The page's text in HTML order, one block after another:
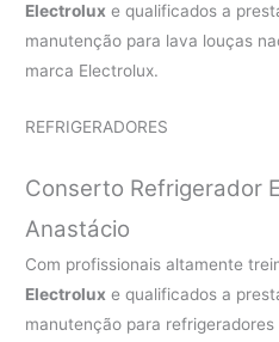
Electrolux e qualificados a
manutenção para lava louças
marca Electrolux.
REFRIGERADORES
Conserto Refrigerador
Anastácio
Com profissionais altamente
Electrolux e qualificados a
manutenção para